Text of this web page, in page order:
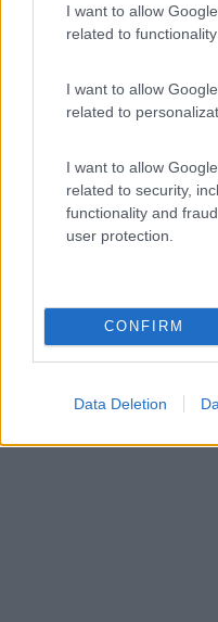
I want to allow
related to
I want to allow
related to
I want to allow
related to security,
functionality and
user protection.
CONFIRM
Data Deletion
Camping Nord-Sam
Servizi / Posizione
Salisburgo - 67.3km